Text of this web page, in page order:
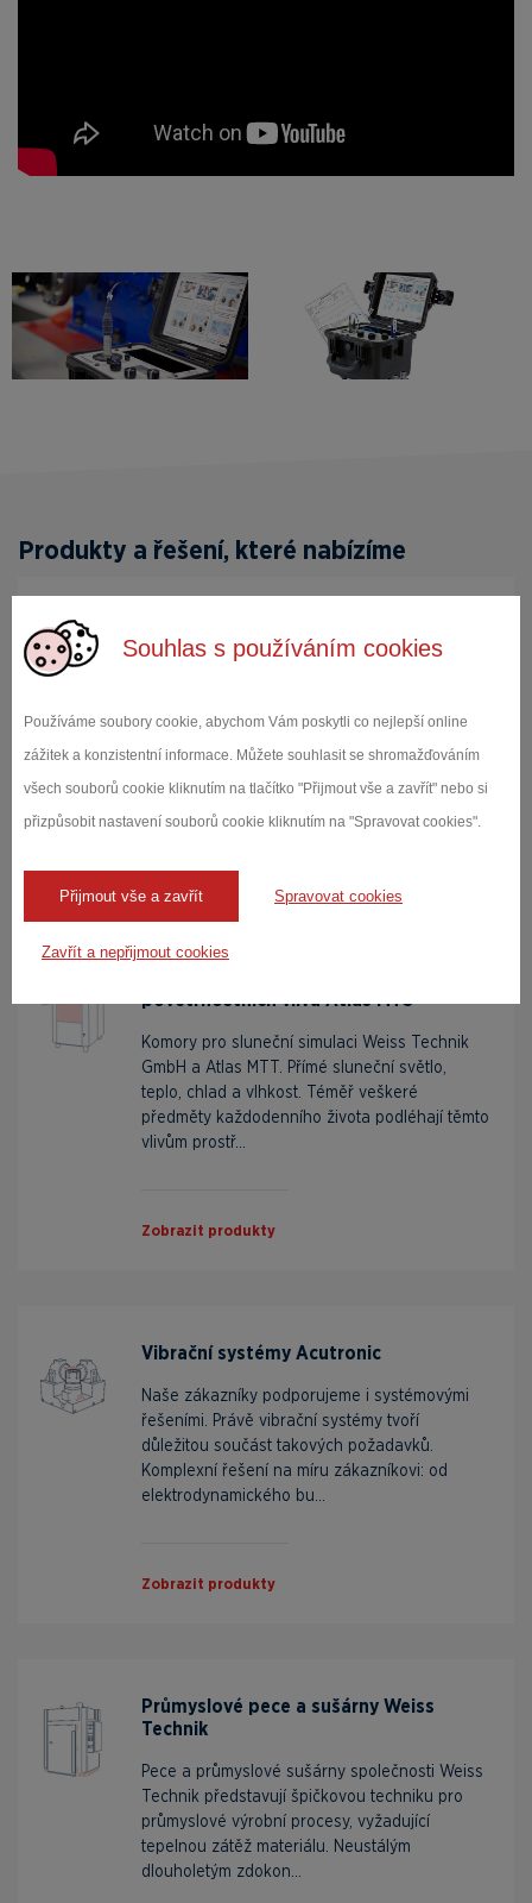
Souhlas s používáním cookies
Používáme soubory cookie, abychom Vám poskytli co nejlepší online
zážitek a konzistentní informace. Můžete souhlasit se shromažďováním
všech souborů cookie kliknutím na tlačítko "Přijmout vše a zavřít" nebo si
přizpůsobit nastavení souborů cookie kliknutím na "Spravovat cookies".
Přijmout vše a zavřít Spravovat cookies
Zavřít a nepřijmout cookies
Produkty a řešení, které nabízíme
Zkušební a testovací komory značky Weiss
teplotních, klimatických, šokových, vibračních,
Námi dodávan...
povětrnostních vlivů Atlas MTS
Komory pro sluneční simulaci Weiss Technik
GmbH a Atlas MTT. Přímé sluneční světlo,
teplo, chlad a vlhkost. Téměř veškeré
předměty každodenního života podléhají těmto
vlivům prostř...
Zobrazit produkty
Vibrační systémy Acutronic
Naše zákazníky podporujeme i systémovými
řešeními. Právě vibrační systémy tvoří
důležitou součást takových požadavků.
Komplexní řešení na míru zákazníkovi: od
elektrodynamického bu...
Zobrazit produkty
Průmyslové pece a sušárny Weiss
Technik
Pece a průmyslové sušárny společnosti Weiss
Technik představují špičkovou techniku pro
průmyslové výrobní procesy, vyžadující
tepelnou zátěž materiálu. Neustálým
dlouholetým zdokon...